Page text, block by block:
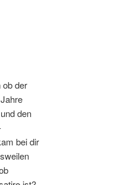
ob der
den
bei dir